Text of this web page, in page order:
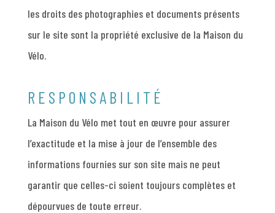
les droits des photographies et documents présents
sur le site sont la propriété exclusive de la Maison du
Vélo.
RESPONSABILITÉ
La Maison du Vélo met tout en œuvre pour assurer
l’exactitude et la mise à jour de l’ensemble des
informations fournies sur son site mais ne peut
garantir que celles-ci soient toujours complètes et
dépourvues de toute erreur.